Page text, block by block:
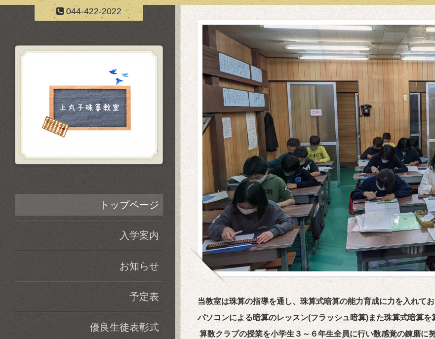
044-422-2022
当教室は珠算の指導を通し、珠算式暗算の能力育成に力を入れてお
パソコンによる暗算のレッスン(フラッシュ暗算)また珠算式暗算
算数クラブの授業を小学生３～６年生全員に行い数感覚の錬磨に
トップページ
入学案内
お知らせ
予定表
優良生徒表彰式